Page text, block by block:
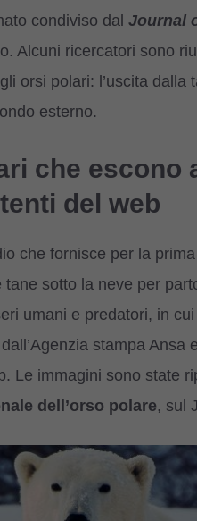
condiviso dal Journal
Alcuni ricercatori sono
orsi polari: l’uscita dalla
esterno.
che escono
del web
che fornisce per la
sotto la neve per
umani e predatori, in
stampa
Le immagini sono state
dell’orso polare, sul